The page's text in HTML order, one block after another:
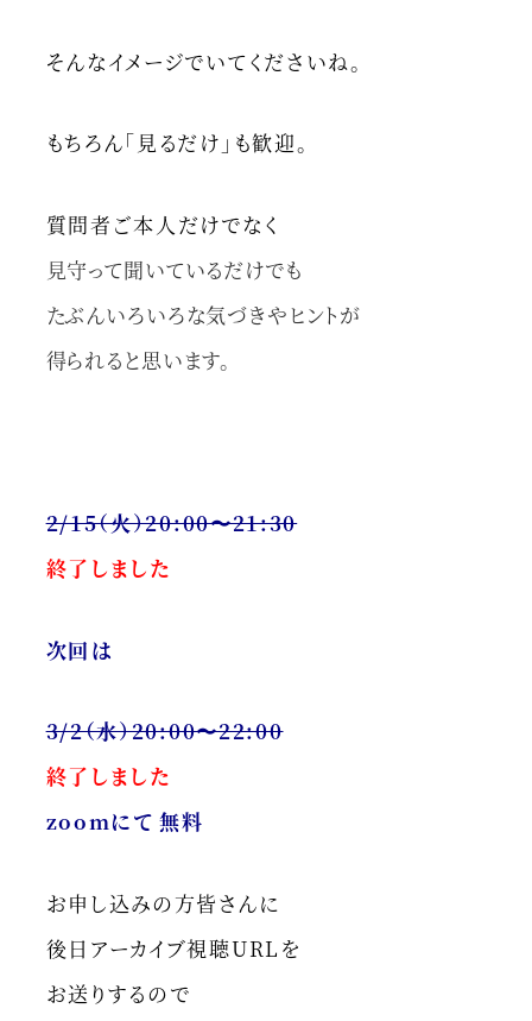
そんなイメージでいてくださいね。
もちろん「見るだけ」も歓迎。
質問者ご本人だけでなく
見守って聞いているだけでも
たぶんいろいろな気づきやヒントが
得られると思います。
2/15（火）20:00〜21:30
終了しました
次回は
3/2（水）20:00〜22:00
終了しました
zoomにて 無料
お申し込みの方皆さんに
後日アーカイブ視聴URLを
お送りするので